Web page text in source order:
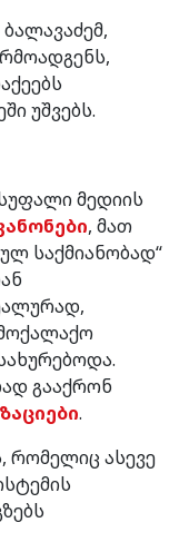
უშვებს.
მედიის
, მათ
საქმიანობად“
გააქრონ
.
რომელიც ასევე